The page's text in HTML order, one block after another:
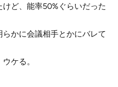
ど、能率50%ぐらいだった
かに会議相手とかにバレて
ケる。